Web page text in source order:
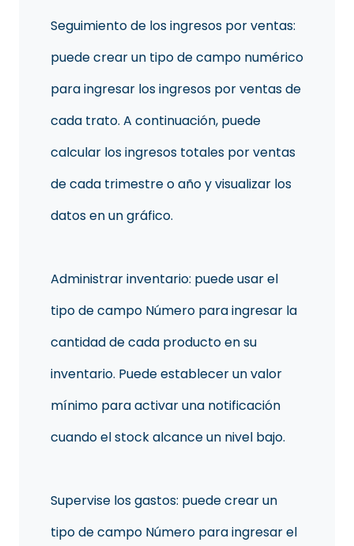
Seguimiento de los ingresos por ventas:
puede crear un tipo de campo numérico
para ingresar los ingresos por ventas de
cada trato. A continuación, puede
calcular los ingresos totales por ventas
de cada trimestre o año y visualizar los
datos en un gráfico.
Administrar inventario: puede usar el
tipo de campo Número para ingresar la
cantidad de cada producto en su
inventario. Puede establecer un valor
mínimo para activar una notificación
cuando el stock alcance un nivel bajo.
Supervise los gastos: puede crear un
tipo de campo Número para ingresar el